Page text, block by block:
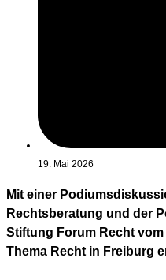
19. Mai 2026
Mit einer
Rechtsberatung und der
Stiftung Forum Recht vom
Thema Recht in Freiburg